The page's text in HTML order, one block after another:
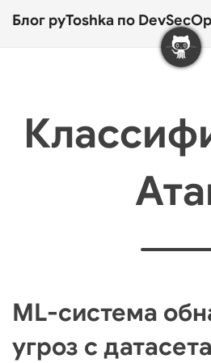
Блог pyToshka по
ML-система
угроз с